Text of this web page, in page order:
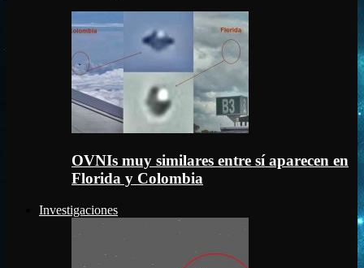
OVNIs muy similares entre sí aparecen en
Florida y Colombia
Investigaciones